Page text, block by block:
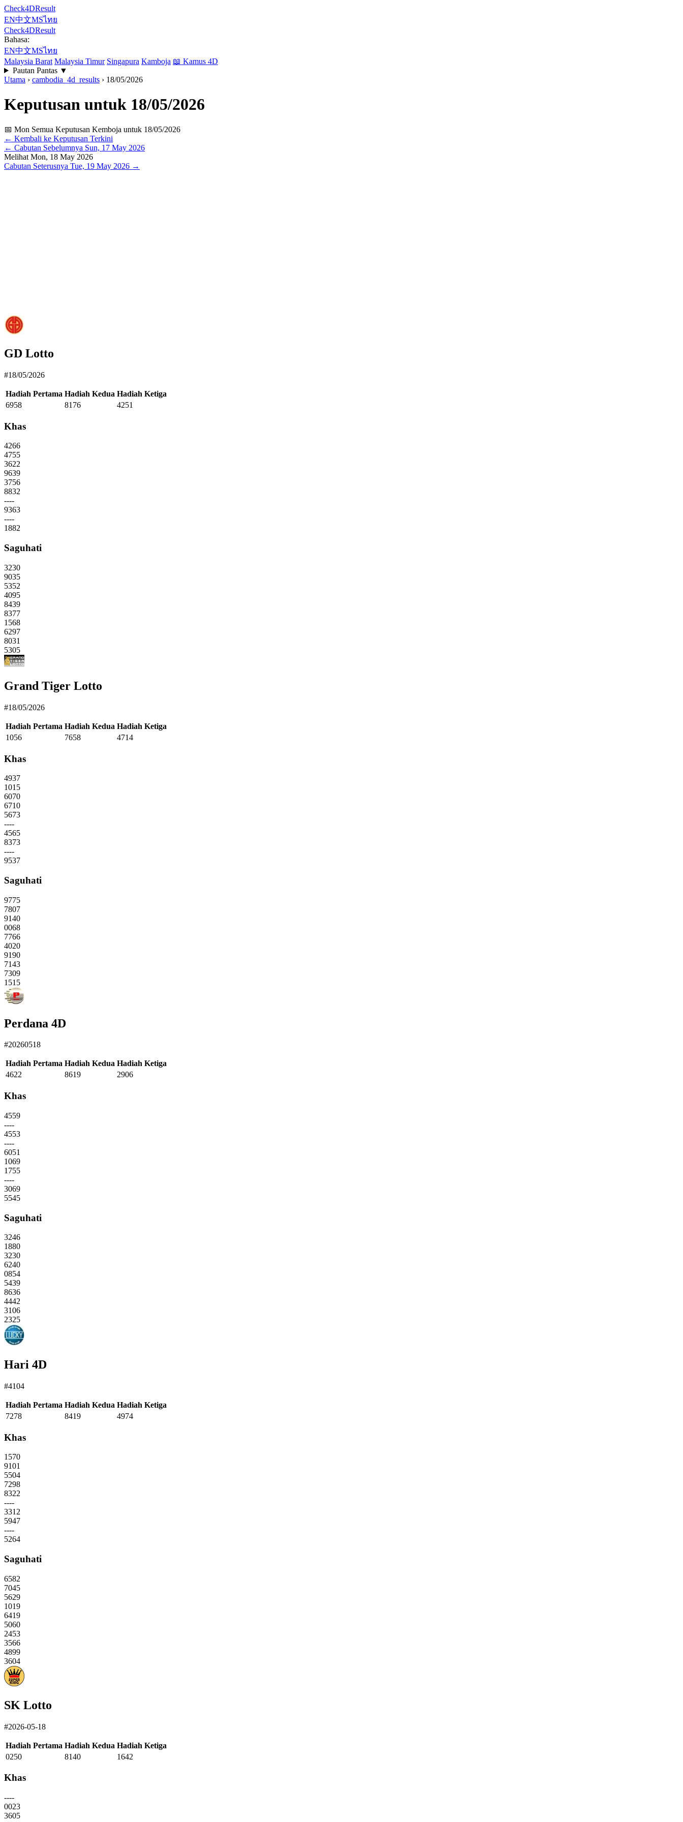
Check4DResult
EN中文MSไทย
Check4DResult
Bahasa:
EN中文MSไทย
Malaysia Barat Malaysia Timur Singapura Kamboja 📖 Kamus 4D
Pautan Pantas ▼
Utama › cambodia_4d_results › 18/05/2026
Keputusan untuk 18/05/2026
📅 Mon Semua Keputusan Kemboja untuk 18/05/2026
← Kembali ke Keputusan Terkini
← Cabutan Sebelumnya Sun, 17 May 2026
Melihat Mon, 18 May 2026
Cabutan Seterusnya Tue, 19 May 2026 →
GD Lotto
#18/05/2026
Hadiah Pertama Hadiah Kedua Hadiah Ketiga
6958
8176 4251
Khas
4266
4755
3622
9639
3756
8832
----
9363
----
1882
Saguhati
3230
9035
5352
4095
8439
8377
1568
6297
8031
5305
Grand Tiger Lotto
#18/05/2026
Hadiah Pertama Hadiah Kedua Hadiah Ketiga
1056
7658 4714
Khas
4937
1015
6070
6710
5673
----
4565
8373
----
9537
Saguhati
9775
7807
9140
0068
7766
4020
9190
7143
7309
1515
Perdana 4D
#20260518
Hadiah Pertama Hadiah Kedua Hadiah Ketiga
4622
8619 2906
Khas
4559
----
4553
----
6051
1069
1755
----
3069
5545
Saguhati
3246
1880
3230
6240
0854
5439
8636
4442
3106
2325
Hari 4D
#4104
Hadiah Pertama Hadiah Kedua Hadiah Ketiga
7278
8419 4974
Khas
1570
9101
5504
7298
8322
----
3312
5947
----
5264
Saguhati
6582
7045
5629
1019
6419
5060
2453
3566
4899
3604
SK Lotto
#2026-05-18
Hadiah Pertama Hadiah Kedua Hadiah Ketiga
0250
8140 1642
Khas
----
0023
3605